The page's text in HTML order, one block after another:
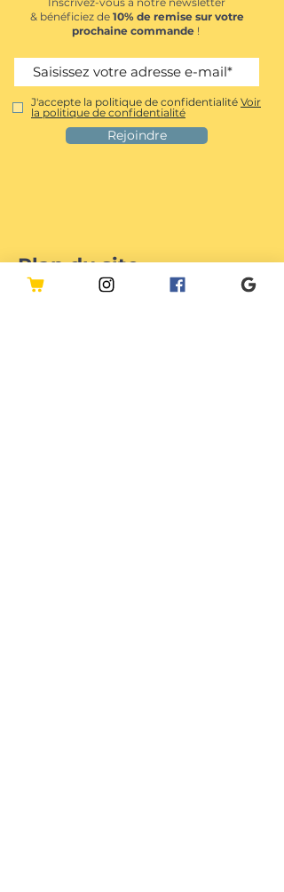
& bénéficiez de 10% de remise sur votre
prochaine commande!
J'accepte la politique de confidentialité Voir
la politique de confidentialité
Rejoindre
Plan du site